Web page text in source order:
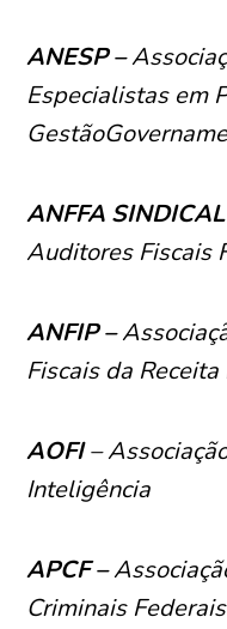
ANESP –
Especialistas em
ANFFA
Auditores Fiscais
ANFIP –
Fiscais da
AOFI–
Inteligência
APCF –
Criminais